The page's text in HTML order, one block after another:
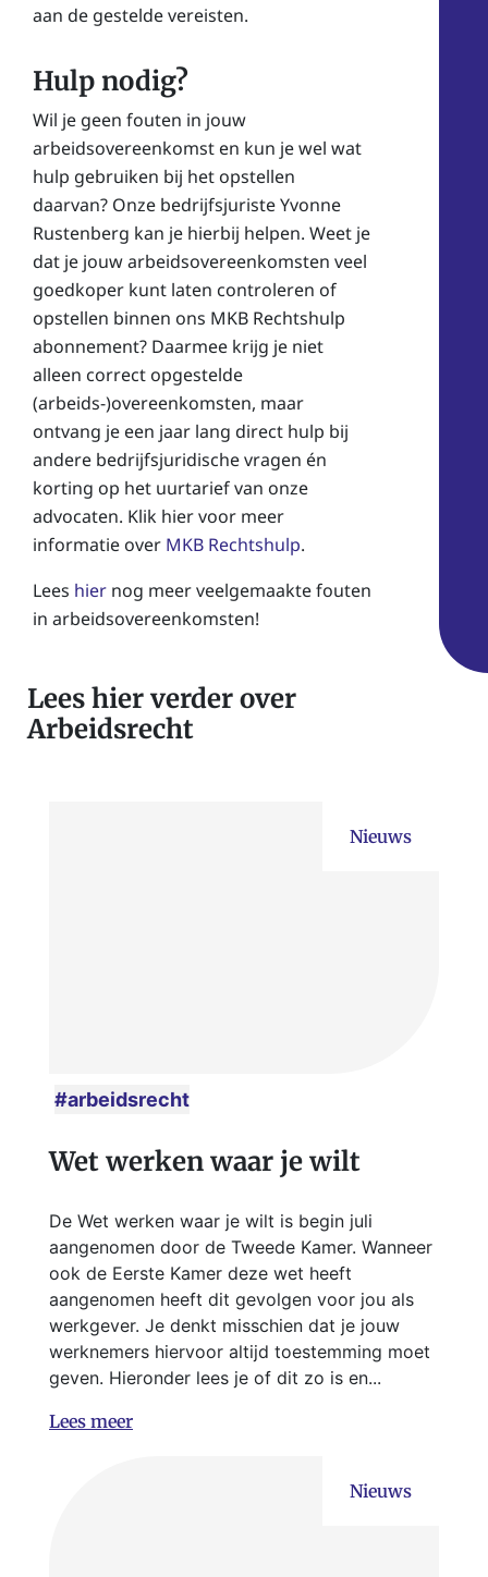
aan de gestelde vereisten.
Hulp nodig?
Wil je geen fouten in jouw
arbeidsovereenkomst en kun je wel wat
hulp gebruiken bij het opstellen
daarvan? Onze bedrijfsjuriste Yvonne
Rustenberg kan je hierbij helpen. Weet je
dat je jouw arbeidsovereenkomsten veel
goedkoper kunt laten controleren of
opstellen binnen ons MKB Rechtshulp
abonnement? Daarmee krijg je niet
alleen correct opgestelde
(arbeids-)overeenkomsten, maar
ontvang je een jaar lang direct hulp bij
andere bedrijfsjuridische vragen én
korting op het uurtarief van onze
advocaten. Klik hier voor meer
informatie over MKB Rechtshulp.
Lees hier nog meer veelgemaakte fouten
in arbeidsovereenkomsten!
Lees hier verder over
Arbeidsrecht
Nieuws
#arbeidsrecht
Wet werken waar je wilt
De Wet werken waar je wilt is begin juli
aangenomen door de Tweede Kamer. Wanneer
ook de Eerste Kamer deze wet heeft
aangenomen heeft dit gevolgen voor jou als
werkgever. Je denkt misschien dat je jouw
werknemers hiervoor altijd toestemming moet
geven. Hieronder lees je of dit zo is en...
Lees meer
Nieuws